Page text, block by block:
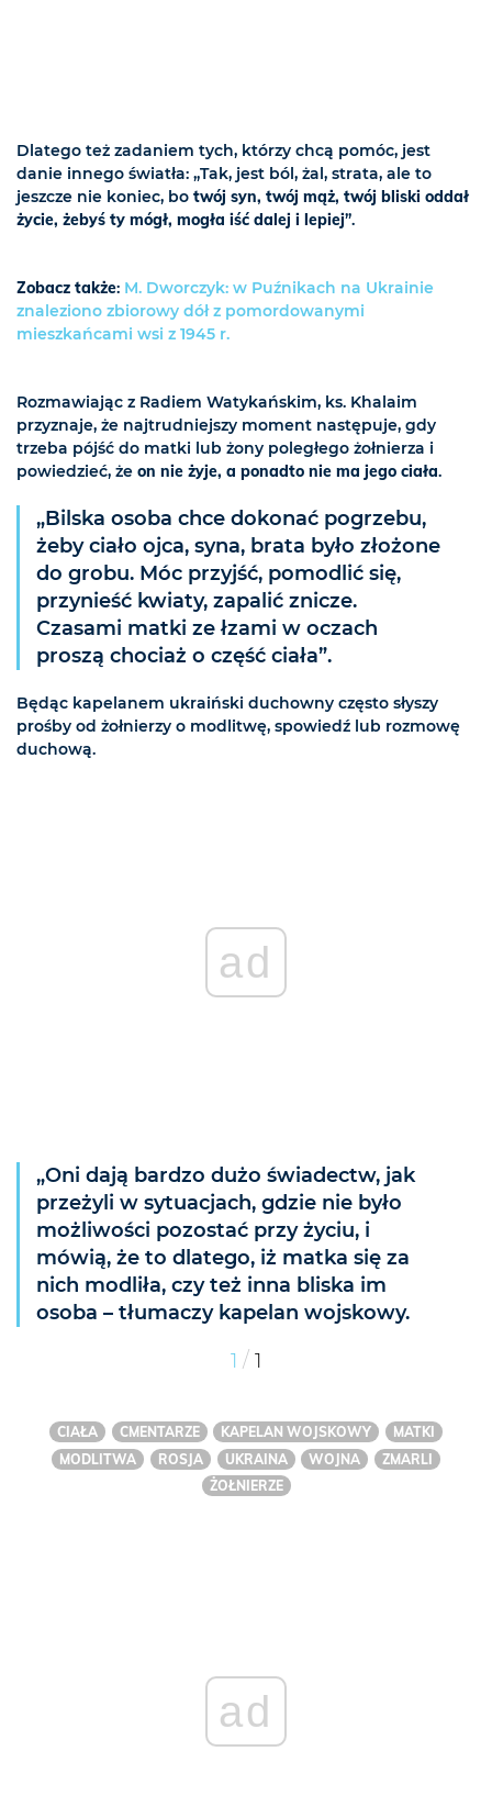
Dlatego też zadaniem tych, którzy chcą pomóc, jest
danie innego światła: „Tak, jest ból, żal, strata, ale to
jeszcze nie koniec, bo twój syn, twój mąż, twój bliski oddał
życie, żebyś ty mógł, mogła iść dalej i lepiej”.
Zobacz także: M. Dworczyk: w Puźnikach na Ukrainie
znaleziono zbiorowy dół z pomordowanymi
mieszkańcami wsi z 1945 r.
Rozmawiając z Radiem Watykańskim, ks. Khalaim
przyznaje, że najtrudniejszy moment następuje, gdy
trzeba pójść do matki lub żony poległego żołnierza i
powiedzieć, że on nie żyje, a ponadto nie ma jego ciała.
„Bilska osoba chce dokonać pogrzebu,
żeby ciało ojca, syna, brata było złożone
do grobu. Móc przyjść, pomodlić się,
przynieść kwiaty, zapalić znicze.
Czasami matki ze łzami w oczach
proszą chociaż o część ciała”.
Będąc kapelanem ukraiński duchowny często słyszy
prośby od żołnierzy o modlitwę, spowiedź lub rozmowę
duchową.
ad
„Oni dają bardzo dużo świadectw, jak
przeżyli w sytuacjach, gdzie nie było
możliwości pozostać przy życiu, i
mówią, że to dlatego, iż matka się za
nich modliła, czy też inna bliska im
osoba – tłumaczy kapelan wojskowy.
1 / 1
CIAŁA CMENTARZE KAPELAN WOJSKOWY
MATKI
MODLITWA
ROSJA UKRAINA WOJNA
ZMARLI
ŻOŁNIERZE
ad